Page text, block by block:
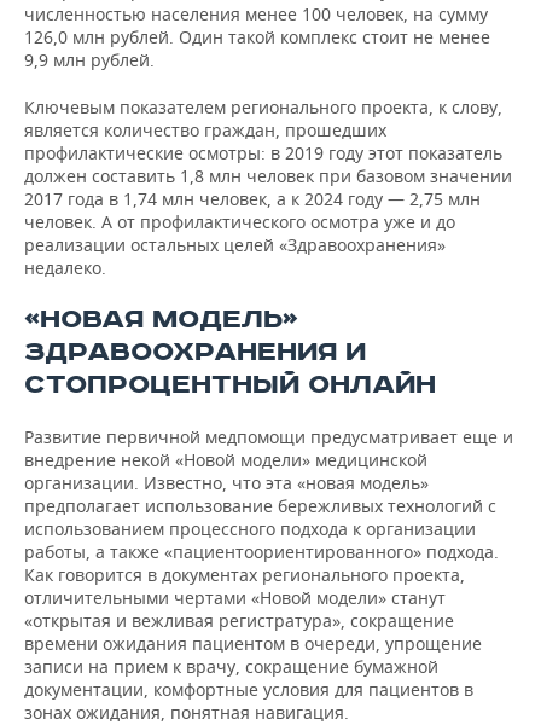
численностью населения менее 100 человек, на сумму
126,0 млн рублей. Один такой комплекс стоит не менее
9,9 млн рублей.
Ключевым показателем регионального проекта, к слову,
является количество граждан, прошедших
профилактические осмотры: в 2019 году этот показатель
должен составить 1,8 млн человек при базовом значении
2017 года в 1,74 млн человек, а к 2024 году — 2,75 млн
человек. А от профилактического осмотра уже и до
реализации остальных целей «Здравоохранения»
недалеко.
«НОВАЯ МОДЕЛЬ»
ЗДРАВООХРАНЕНИЯ И
СТОПРОЦЕНТНЫЙ ОНЛАЙН
Развитие первичной медпомощи предусматривает еще и
внедрение некой «Новой модели» медицинской
организации. Известно, что эта «новая модель»
предполагает использование бережливых технологий с
использованием процессного подхода к организации
работы, а также «пациентоориентированного» подхода.
Как говорится в документах регионального проекта,
отличительными чертами «Новой модели» станут
«открытая и вежливая регистратура», сокращение
времени ожидания пациентом в очереди, упрощение
записи на прием к врачу, сокращение бумажной
документации, комфортные условия для пациентов в
зонах ожидания, понятная навигация.